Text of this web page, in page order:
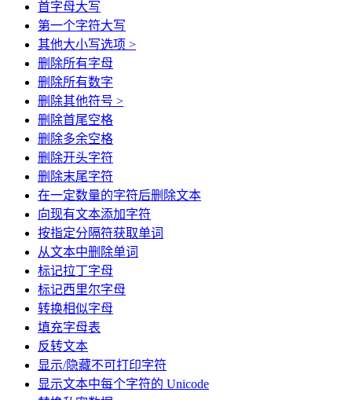
首字母大写
第一个字符大写
其他大小写选项 >
删除所有字母
删除所有数字
删除其他符号 >
删除首尾空格
删除多余空格
删除开头字符
删除末尾字符
在一定数量的字符后删除文本
向现有文本添加字符
按指定分隔符获取单词
从文本中删除单词
标记拉丁字母
标记西里尔字母
转换相似字母
填充字母表
反转文本
显示/隐藏不可打印字符
显示文本中每个字符的 Unicode